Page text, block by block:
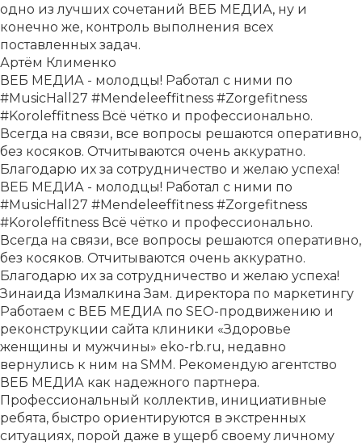
одно из лучших сочетаний ВЕБ МЕДИА, ну и
конечно же, контроль выполнения всех
поставленных задач.
Артём Клименко
ВЕБ МЕДИА - молодцы! Работал с ними по
#MusicHall27 #Mendeleeffitness #Zorgefitness
#Koroleffitness Всё чётко и профессионально.
Всегда на связи, все вопросы решаются оперативно,
без косяков. Отчитываются очень аккуратно.
Благодарю их за сотрудничество и желаю успеха!
ВЕБ МЕДИА - молодцы! Работал с ними по
#MusicHall27 #Mendeleeffitness #Zorgefitness
#Koroleffitness Всё чётко и профессионально.
Всегда на связи, все вопросы решаются оперативно,
без косяков. Отчитываются очень аккуратно.
Благодарю их за сотрудничество и желаю успеха!
Зинаида ИзмалкинаЗам. директора по маркетингу
Работаем с ВЕБ МЕДИА по SEO-продвижению и
реконструкции сайта клиники «Здоровье
женщины и мужчины» eko-rb.ru, недавно
вернулись к ним на SMM. Рекомендую агентство
ВЕБ МЕДИА как надежного партнера.
Профессиональный коллектив, инициативные
ребята, быстро ориентируются в экстренных
ситуациях, порой даже в ущерб своему личному